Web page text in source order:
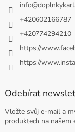
info@
+420602166787
+420774294210
https://
https://
Odebírat
Vložte svůj e-mail a
produktech na našem